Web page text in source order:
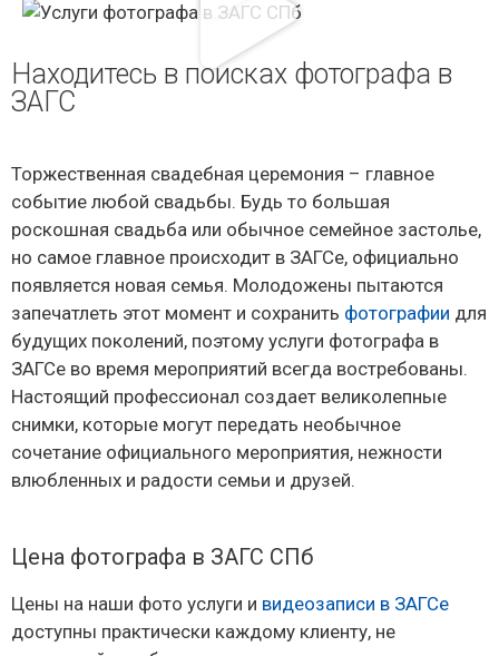
Находитесь в поисках фотографа в
ЗАГС
Торжественная свадебная церемония – главное
событие любой свадьбы. Будь то большая
роскошная свадьба или обычное семейное застолье,
но самое главное происходит в ЗАГСе, официально
появляется новая семья. Молодожены пытаются
запечатлеть этот момент и сохранить фотографии для
будущих поколений, поэтому услуги фотографа в
ЗАГСе во время мероприятий всегда востребованы.
Настоящий профессионал создает великолепные
снимки, которые могут передать необычное
сочетание официального мероприятия, нежности
влюбленных и радости семьи и друзей.
Цена фотографа в ЗАГС СПб
Цены на наши фото услуги и видеозаписи в ЗАГСе
доступны практически каждому клиенту, не